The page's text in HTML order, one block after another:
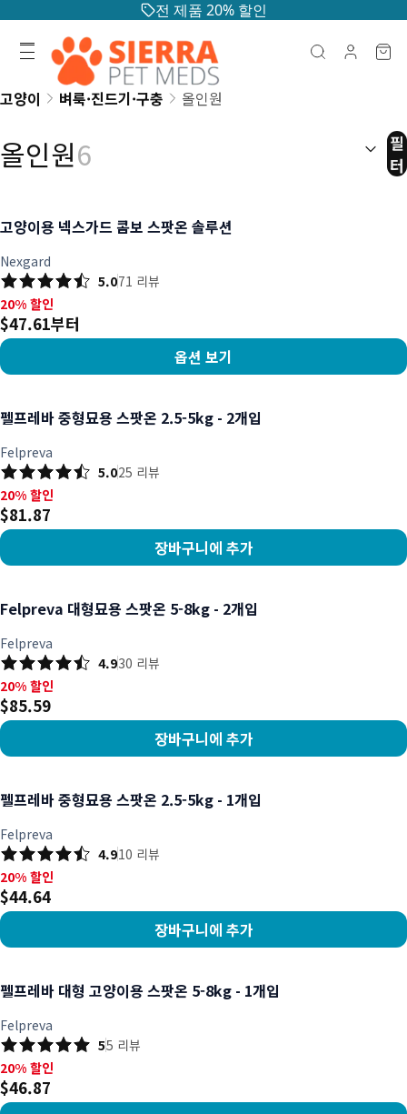
전 제품 20% 할인
고양이 벼룩·진드기·구충 올인원
올인원6 (선
필
터
고양이용 넥스가드 콤보 스팟온 솔루션
Nexgard
5.071 리뷰
20% 할인, $47.61부터
20% 할인
$47.61부터
옵션 보기
펠프레바 중형묘용 스팟온 2.5-5kg - 2개입
Felpreva
5.025 리뷰
20% 할인, $81.87
20% 할인
$81.87
장바구니에 추가
Felpreva 대형묘용 스팟온 5-8kg - 2개입
Felpreva
4.930 리뷰
20% 할인, $85.59
20% 할인
$85.59
장바구니에 추가
펠프레바 중형묘용 스팟온 2.5-5kg - 1개입
Felpreva
4.910 리뷰
20% 할인, $44.64
20% 할인
$44.64
장바구니에 추가
펠프레바 대형 고양이용 스팟온 5-8kg - 1개입
Felpreva
55 리뷰
20% 할인, $46.87
20% 할인
$46.87